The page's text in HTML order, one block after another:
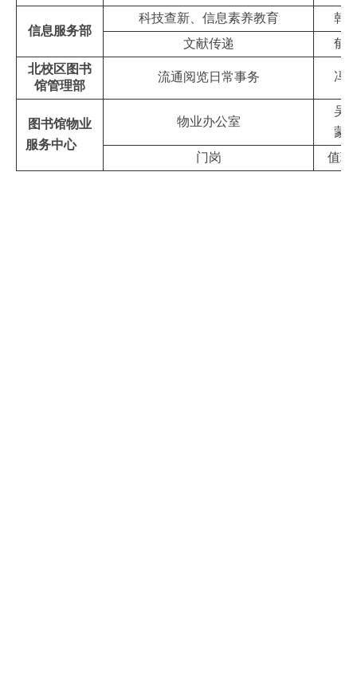
信息服务部
科技查新、信息素养教育
韩
文献传递
郁
北校区图书
馆管理部
流通阅览日常事务 冯
图书馆物业
服务中心
物业办公室
吴
蒙
门岗
值班